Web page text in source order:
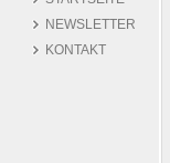
NEWSLETTER
KONTAKT